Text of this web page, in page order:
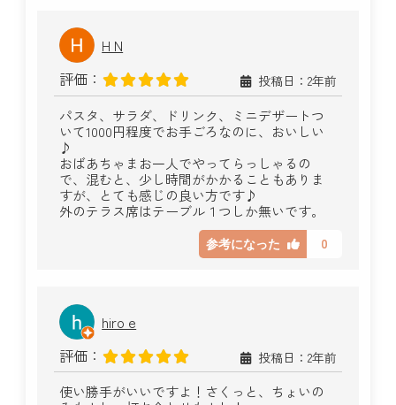
H N
評価：
投稿日：2年前
パスタ、サラダ、ドリンク、ミニデザートつ
いて1000円程度でお手ごろなのに、おいしい
♪
おばあちゃまお一人でやってらっしゃるの
で、混むと、少し時間がかかることもありま
すが、とても感じの良い方です♪
外のテラス席はテーブル１つしか無いです。
参考になった 0
hiro e
評価：
投稿日：2年前
使い勝手がいいですよ！さくっと、ちょいの